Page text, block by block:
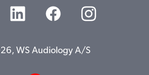
WS Audiology A/S